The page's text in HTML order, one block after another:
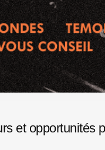
et opportunités